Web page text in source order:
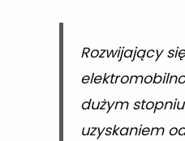
Rozwijający
dużym
uzyskaniem